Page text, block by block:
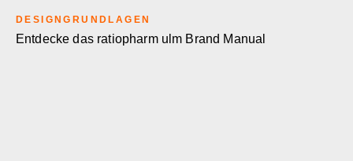
DESIGNGRUNDLAGEN
Entdecke das ratiopharm ulm Brand Manual